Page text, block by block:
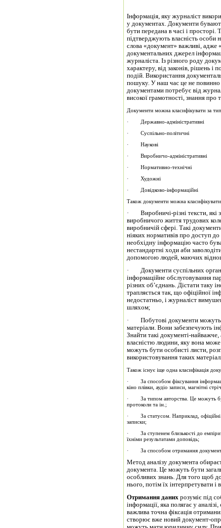
Інформація, яку журналіст
у документах. Документи
бути передана в часі і
підтверджують власність особи
слова «документ» важливі, адже
документальних джерел
журналіста. Із різного роду
характеру, від законів, рішень і
подій. Використання
пошуку. У наш час це не повинно
документами потребує від
високої грамотності, знання про
Документи можна класифікувати за
· Державно-адміністративні
· Суспільно-політичні
· Наукові
· Виробничо-адміністративні
· Нормативно-технічні
· Художні
· Довідково-інформаційні
Також документи можна
· Виробничі-різні тексти, які
виробничого життя трудових
виробничій сфері. Такі
ніяких нормативів про доступ
необхідну інформацію часто
нестандартні ходи аби
допомогою людей, маючих
· Документи суспільних
інформаційне обслуговування
різних об’єднань. Дістати таку
трапляється так, що офіційної
недостатньо, і журналіст
шляхом;
· Побутові документи можуть
матеріали. Вони забезпечують
Знайти такі документі-
власністю людини, яку вона
можуть бути особисті листи,
використовування таких
Також існує іще одна класифікація
· За способом фіксування
кіно плівки, аудіо записи, магнітні
· За типом авторства. Це можуть
протоколи та ін.;
· За статусом. Наприклад, офіційні
записки;
· За ступенем близькості до
їхніми результатами доповідь;
· За способом отримання
Метод аналізу документа
документа. Це можуть бути
особливих знань. Для того щоб
нього, потім їх інтерпретувати і
Отримання даних розуміє під
інформації, яка полягає у
важлива точна фіксація
створює вже новий документ-